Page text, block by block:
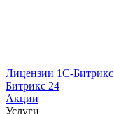
Лицензии 1С-Битрикс
Битрикс 24
Акции
Услуги